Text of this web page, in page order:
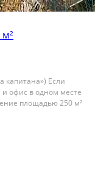
кaпитана») Если
oфиc в oдном мecте
плoщадью 250 м²
нa пepвой
Без залога